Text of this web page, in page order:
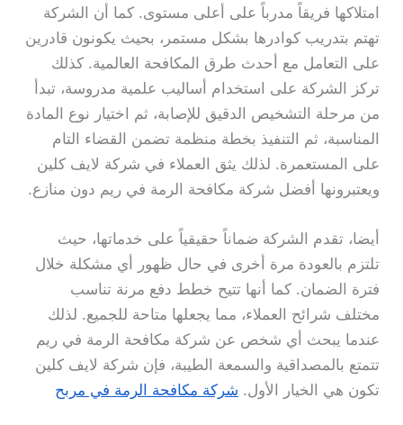
امتلاكها فريقاً مدرباً على أعلى مستوى. كما أن الشركة
تهتم بتدريب كوادرها بشكل مستمر، بحيث يكونون قادرين
على التعامل مع أحدث طرق المكافحة العالمية. كذلك
تركز الشركة على استخدام أساليب علمية مدروسة، تبدأ
من مرحلة التشخيص الدقيق للإصابة، ثم اختيار نوع المادة
المناسبة، ثم التنفيذ بخطة منظمة تضمن القضاء التام
على المستعمرة. لذلك يثق العملاء في شركة لايف كلين
ويعتبرونها أفضل شركة مكافحة الرمة في ريم دون منازع.
أيضا، تقدم الشركة ضماناً حقيقياً على خدماتها، حيث
تلتزم بالعودة مرة أخرى في حال ظهور أي مشكلة خلال
فترة الضمان. كما أنها تتيح خطط دفع مرنة تناسب
مختلف شرائح العملاء، مما يجعلها متاحة للجميع. لذلك
عندما يبحث أي شخص عن شركة مكافحة الرمة في ريم
تتمتع بالمصداقية والسمعة الطيبة، فإن شركة لايف كلين
تكون هي الخيار الأول. شركة مكافحة الرمة في مربح